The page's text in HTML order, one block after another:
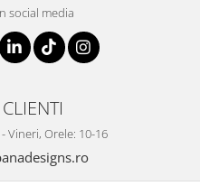
social media
Vineri, Orele: 10-16